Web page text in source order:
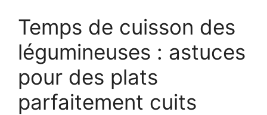
Temps de cuisson des
légumineuses : astuces
pour des plats
parfaitement cuits